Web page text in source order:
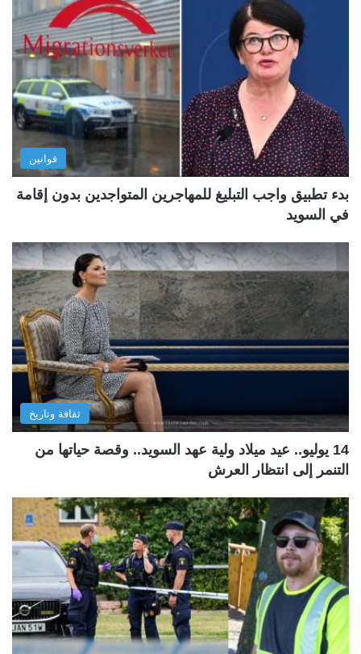
قوانين
بدء تطبيق واجب التبليغ للمهاجرين المتواجدين بدون إقامة
في السويد
ثقافة وتاريخ
14 يوليو.. عيد ميلاد ولية عهد السويد.. وقصة حياتها من
التنمر إلى انتظار العرش